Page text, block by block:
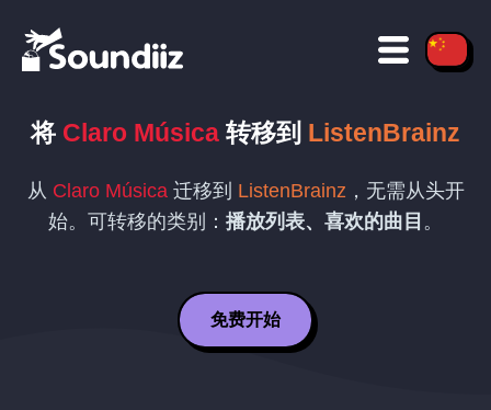
将 Claro Música 转移到 ListenBrainz
从 Claro Música迁移到 ListenBrainz ，无需从头开
始。可转移的类别： 播放列表、喜欢的曲目 。
免费开始